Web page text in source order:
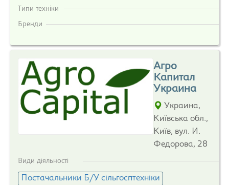
Типи техніки
Бренди
Агро
Капитал
Украина
Украина,
Київська обл.,
Київ, вул. И.
Федорова, 28
Види діяльності
Постачальники Б/У сільгосптехніки